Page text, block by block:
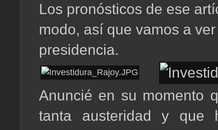
Los pronósticos de ese
modo, así que vamos a
presidencia.
Anuncié en su momento
tanta austeridad y que